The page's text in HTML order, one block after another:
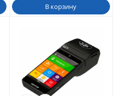
В корзину